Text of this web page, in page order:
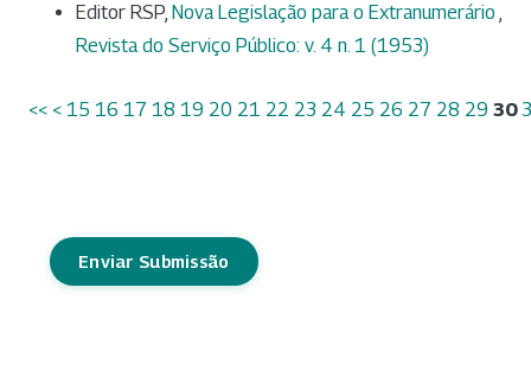
Editor RSP, Nova Legislação para o Extranumerário ,
Revista do Serviço Público: v. 4 n. 1 (1953)
<< < 15 16 17 18 19 20 21 22 23 24 25 26 27 28 29 30
Enviar Submissão